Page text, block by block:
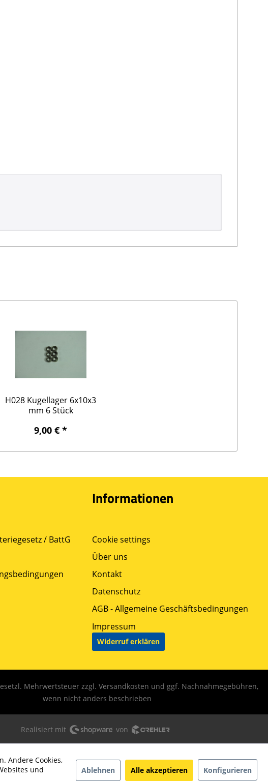
H028 Kugellager 6x10x3
mm 6 Stück
9,00 € *
/ BattG
Informationen
Cookie settings
Über uns
Kontakt
Datenschutz
AGB - Allgemeine Geschäftsbedingungen
Impressum
Widerruf erklären
Mehrwertsteuer zzgl. Versandkosten und ggf. Nachnahmegebühren,
wenn nicht anders beschrieben
Realisiert mit von
Andere Cookies,
und
Ablehnen Alle akzeptieren Konfigurieren